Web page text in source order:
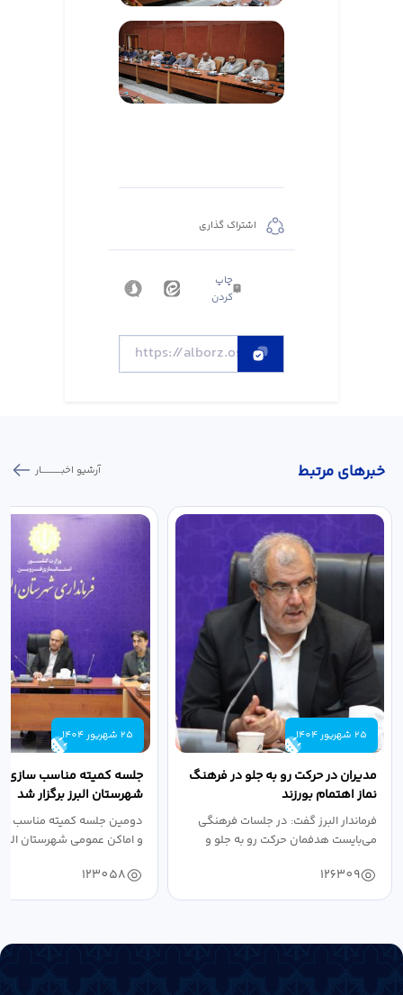
اشتراک گذاری
چاپ
کردن
خبر‌های مرتبط آرشیو اخبـــــــــــار
25 شهریور 1404
مدیران در حرکت رو به جلو در فرهنگ
نماز اهتمام بورزند
فرماندار البرز گفت: در جلسات فرهنگی
می‌بایست هدفمان حرکت رو به جلو و
126309
25 شهریور 1404
جلسه کمیته مناسب سازی
شهرستان البرز برگزار شد
دومین جلسه کمیته مناسب
و اماکن عمومی شهرستان
123058